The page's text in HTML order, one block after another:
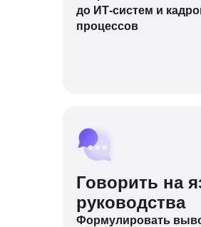
до ИТ-систем и
процессов
Говорить на
руководства
Формулировать